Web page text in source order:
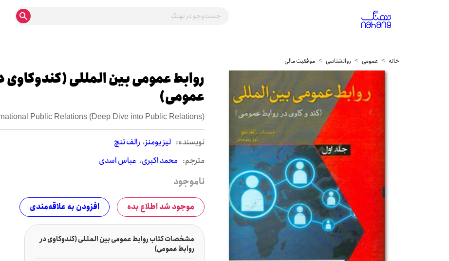
خانه عمومی روانشناسی موفقیت مالی
روابط عمومی بین المللی (کندوکاوی
عمومی)
Public Relations (Deep Dive into Public Relations)
نويسنده: لیز یومنز رالف تنچ
مترجم: محمد اکبری عباس اسدی
ناموجود
موجود شد اطلاع بده افزودن به علاقه‌مندی
مشخصات کتاب روابط عمومی بین المللی (کندوکاوی در
روابط عمومی)